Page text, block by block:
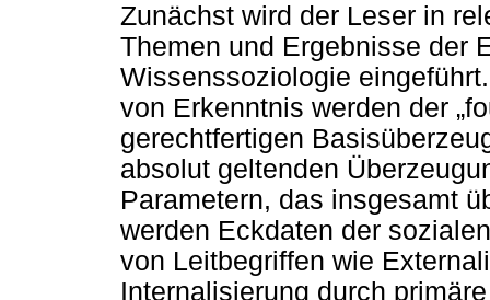
Zunächst wird der Leser in
Themen und Ergebnisse der
Wissenssoziologie
von Erkenntnis werden der „
gerechtfertigen
absolut geltenden
Parametern, das insgesamt
werden Eckdaten der
von Leitbegriffen wie
Internalisierung durch